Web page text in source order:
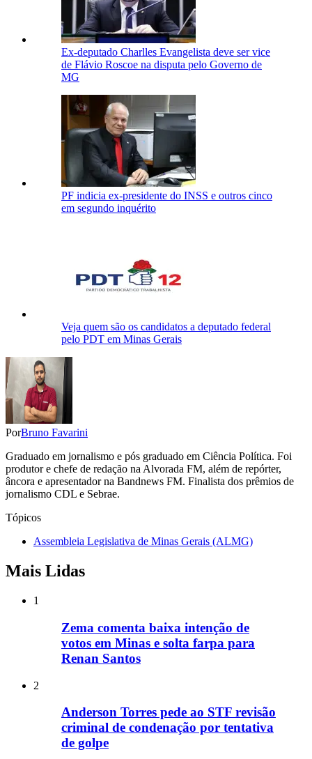
Ex-deputado Charlles Evangelista deve ser vice
de Flávio Roscoe na disputa pelo Governo de
MG
PF indicia ex-presidente do INSS e outros cinco
em segundo inquérito
Veja quem são os candidatos a deputado federal
pelo PDT em Minas Gerais
PorBruno Favarini
Graduado em jornalismo e pós graduado em Ciência Política. Foi
produtor e chefe de redação na Alvorada FM, além de repórter,
âncora e apresentador na Bandnews FM. Finalista dos prêmios de
jornalismo CDL e Sebrae.
Tópicos
Assembleia Legislativa de Minas Gerais (ALMG)
Mais Lidas
1
Zema comenta baixa intenção de
votos em Minas e solta farpa para
Renan Santos
2
Anderson Torres pede ao STF revisão
criminal de condenação por tentativa
de golpe